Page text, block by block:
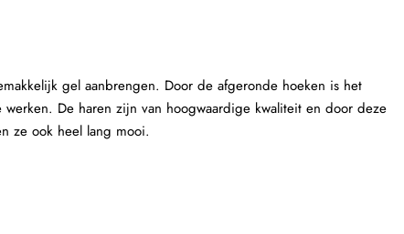
gel aanbrengen. Door de afgeronde hoeken is het
De haren zijn van hoogwaardige kwaliteit en door deze
ze ook heel lang mooi.